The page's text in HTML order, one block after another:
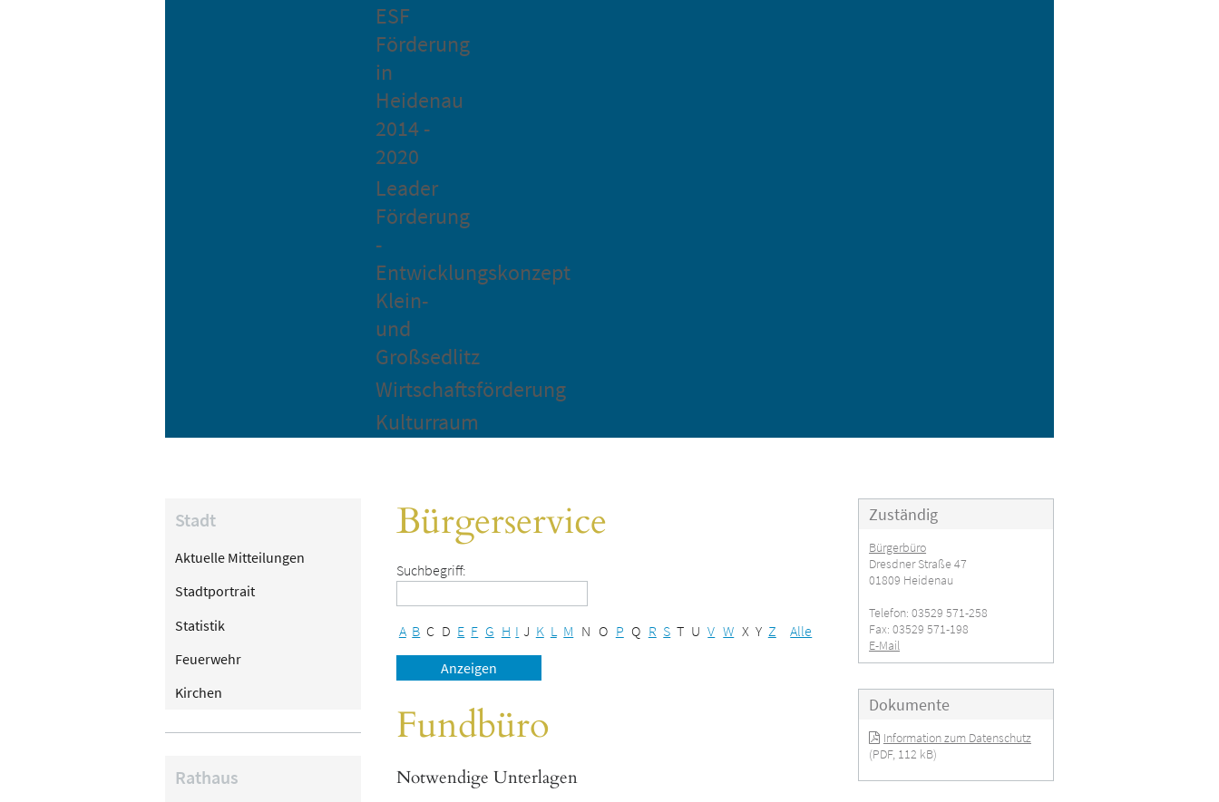
ESF
Förderung
in
Heidenau
2014 -
2020
Leader
Förderung
-
Entwicklungskonzept
Klein-
und
Großsedlitz
Wirtschaftsförderung
Kulturraum
Stadt
Aktuelle Mitteilungen
Stadtportrait
Statistik
Feuerwehr
Kirchen
Rathaus
Bürgerservice
Suchbegriff:
A B C D E F G H I J K L M N O P Q R S T U V W X Y Z Alle
Fundbüro
Notwendige Unterlagen
Zuständig
Bürgerbüro
Dresdner Straße 47
01809 Heidenau
Telefon: 03529 571-258
Fax: 03529 571-198
E-Mail
Dokumente
Information zum Datenschutz
(PDF, 112 kB)